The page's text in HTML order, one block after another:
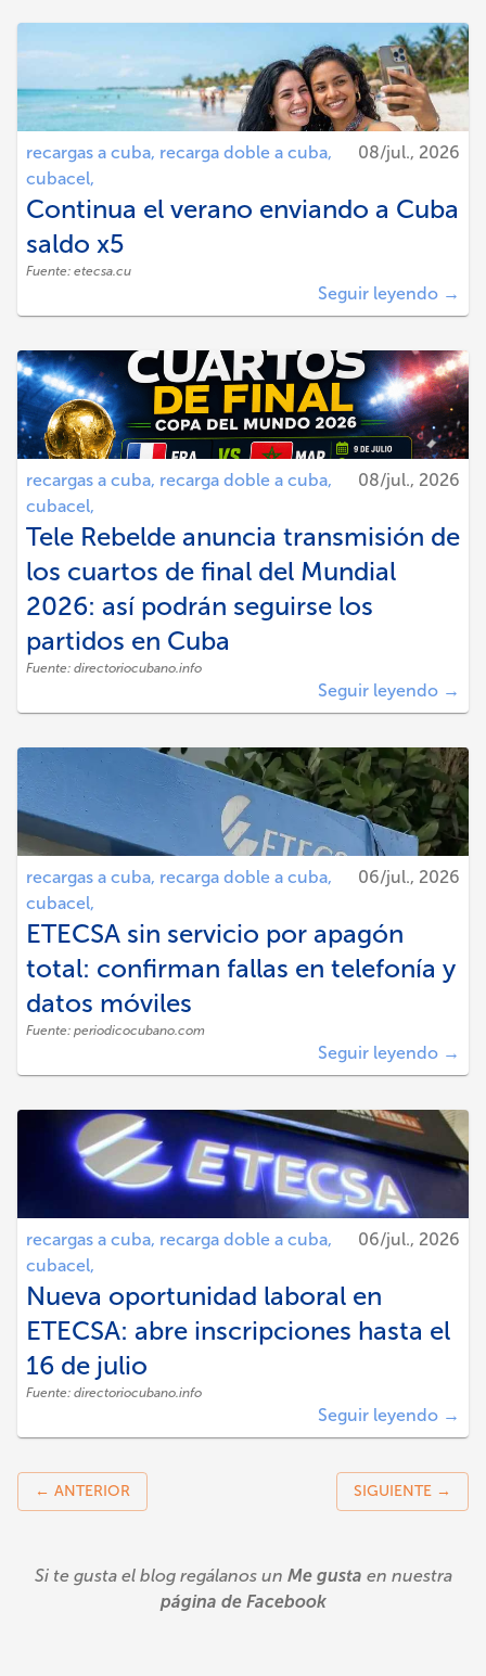
recargas a cuba, recarga doble a cuba,
cubacel,
08/jul., 2026
Continua el verano enviando a Cuba
saldo x5
Fuente: etecsa.cu
Seguir leyendo →
recargas a cuba, recarga doble a cuba,
cubacel,
08/jul., 2026
Tele Rebelde anuncia transmisión de
los cuartos de final del Mundial
2026: así podrán seguirse los
partidos en Cuba
Fuente: directoriocubano.info
Seguir leyendo →
recargas a cuba, recarga doble a cuba,
cubacel,
06/jul., 2026
ETECSA sin servicio por apagón
total: confirman fallas en telefonía y
datos móviles
Fuente: periodicocubano.com
Seguir leyendo →
recargas a cuba, recarga doble a cuba,
cubacel,
06/jul., 2026
Nueva oportunidad laboral en
ETECSA: abre inscripciones hasta el
16 de julio
Fuente: directoriocubano.info
Seguir leyendo →
← ANTERIOR SIGUIENTE →
Si te gusta el blog regálanos un Me gusta en nuestra
página de Facebook